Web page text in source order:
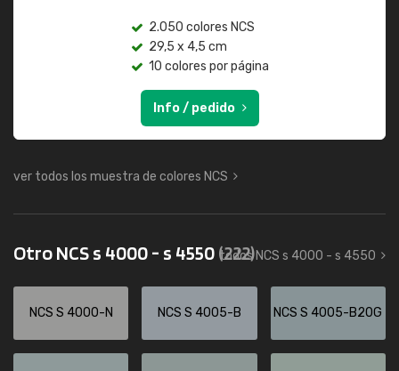
2.050 colores NCS
29,5 x 4,5 cm
10 colores por página
Info / pedido
ver todos los muestra de colores NCS
Otro NCS s 4000 - s 4550(222)
todos NCS s 4000 - s 4550
NCS S 4000-N NCS S 4005-B NCS S 4005-B20G